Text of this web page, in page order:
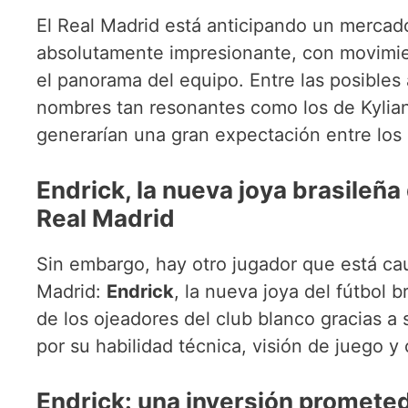
El Real Madrid está anticipando un
absolutamente impresionante, con
el panorama del equipo. Entre las
nombres tan resonantes como los de
generarían una gran expectación entre
Endrick, la nueva joya
Real Madrid
Sin embargo, hay otro jugador que está
Madrid: Endrick, la nueva joya del fútbol
de los ojeadores del club blanco gracias
por su habilidad técnica, visión de juego
Endrick: una inversión